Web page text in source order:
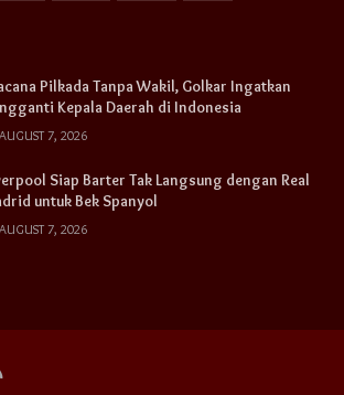
Pilkada Tanpa Wakil, Golkar Ingatkan
Kepala Daerah di Indonesia
AUGUST 7, 2026
Siap Barter Tak Langsung dengan Real
untuk Bek Spanyol
AUGUST 7, 2026